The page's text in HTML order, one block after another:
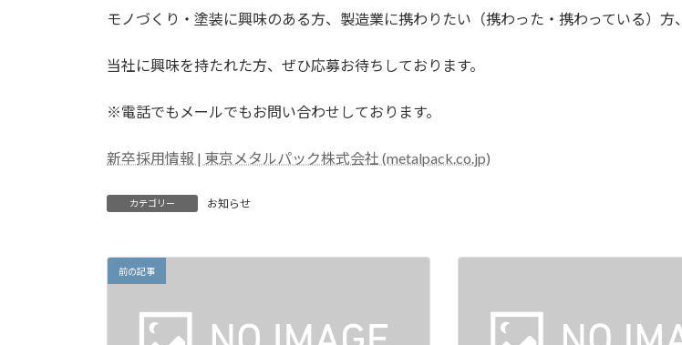
モノづくり・塗装に興味のある方、製造業に携わりたい（携わった・携わっている）方、
当社に興味を持たれた方、ぜひ応募お待ちしております。
※電話でもメールでもお問い合わせしております。
新卒採用情報 | 東京メタルパック株式会社 (metalpack.co.jp)
カテゴリー お知らせ
前の記事